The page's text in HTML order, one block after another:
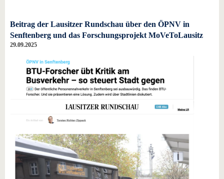
Beitrag der Lausitzer Rundschau über den ÖPNV in
Senftenberg und das Forschungsprojekt MoVeToLausitz
29.09.2025